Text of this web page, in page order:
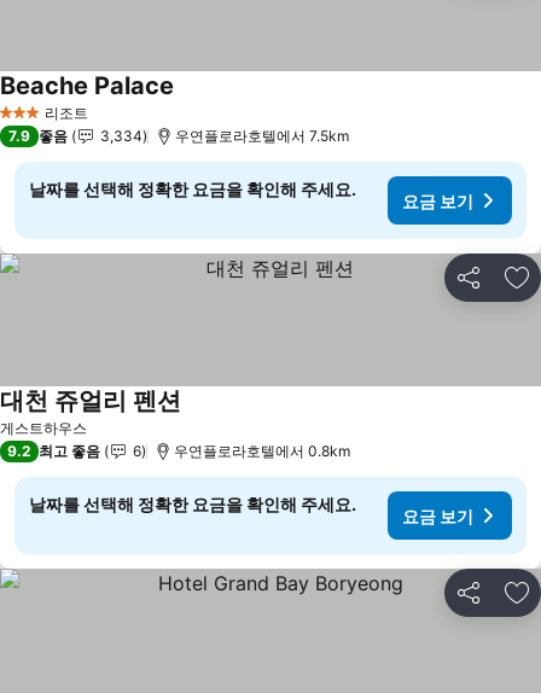
3 성급 리조트
Beache Palace
7.9 좋음 3,334 우연플로라호텔에서 7.5km
날짜를 선택해 정확한 요금을 확인해 주세요.
요금 보기
공유 즐
게스트하우스
대천 쥬얼리 펜션
9.2 최고 좋음 6 우연플로라호텔에서 0.8km
날짜를 선택해 정확한 요금을 확인해 주세요.
요금 보기
공유 즐